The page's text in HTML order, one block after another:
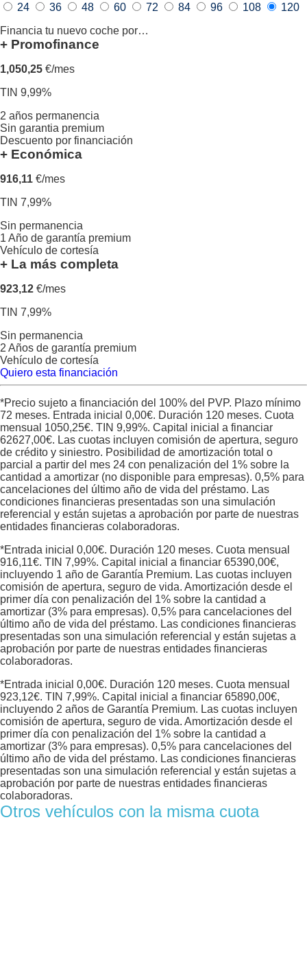
24
36 48 60 72 84 96 108
120
Financia tu nuevo coche por…
+ Promofinance
1,050,25 €/mes
TIN 9,99%
2 años permanencia
Sin garantia premium
Descuento por financiación
+ Económica
916,11 €/mes
TIN 7,99%
Sin permanencia
1 Año de garantía premium
Vehículo de cortesía
+ La más completa
923,12 €/mes
TIN 7,99%
Sin permanencia
2 Años de garantía premium
Vehículo de cortesía
Quiero esta financiación
*Precio sujeto a financiación del 100% del PVP. Plazo mínimo
72 meses. Entrada inicial 0,00€. Duración 120 meses. Cuota
mensual 1050,25€. TIN 9,99%. Capital inicial a financiar
62627,00€. Las cuotas incluyen comisión de apertura, seguro
de crédito y siniestro. Posibilidad de amortización total o
parcial a partir del mes 24 con penalización del 1% sobre la
cantidad a amortizar (no disponible para empresas). 0,5% para
cancelaciones del último año de vida del préstamo. Las
condiciones financieras presentadas son una simulación
referencial y están sujetas a aprobación por parte de nuestras
entidades financieras colaboradoras.
*Entrada inicial 0,00€. Duración 120 meses. Cuota mensual
916,11€. TIN 7,99%. Capital inicial a financiar 65390,00€,
incluyendo 1 año de Garantía Premium. Las cuotas incluyen
comisión de apertura, seguro de vida. Amortización desde el
primer día con penalización del 1% sobre la cantidad a
amortizar (3% para empresas). 0,5% para cancelaciones del
último año de vida del préstamo. Las condiciones financieras
presentadas son una simulación referencial y están sujetas a
aprobación por parte de nuestras entidades financieras
colaboradoras.
*Entrada inicial 0,00€. Duración 120 meses. Cuota mensual
923,12€. TIN 7,99%. Capital inicial a financiar 65890,00€,
incluyendo 2 años de Garantía Premium. Las cuotas incluyen
comisión de apertura, seguro de vida. Amortización desde el
primer día con penalización del 1% sobre la cantidad a
amortizar (3% para empresas). 0,5% para cancelaciones del
último año de vida del préstamo. Las condiciones financieras
presentadas son una simulación referencial y están sujetas a
aprobación por parte de nuestras entidades financieras
colaboradoras.
Otros vehículos con la misma cuota